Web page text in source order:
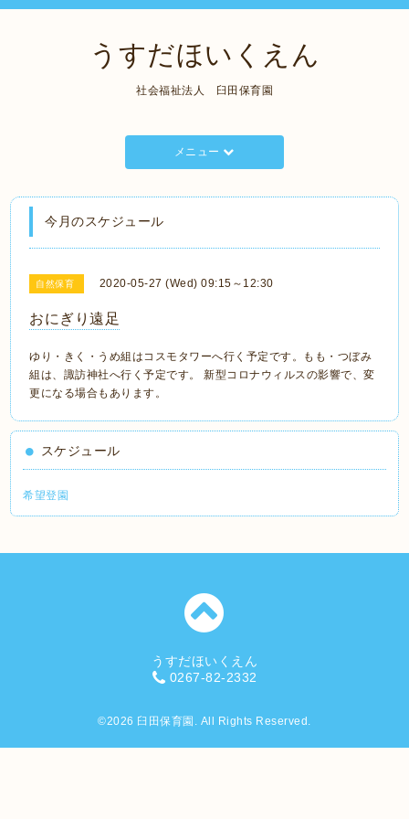
うすだほいくえん
社会福祉法人 臼田保育園
メニュー
今月のスケジュール
自然保育 2020-05-27 (Wed) 09:15～12:30
おにぎり遠足
ゆり・きく・うめ組はコスモタワーへ行く予定です。もも・つぼみ
組は、諏訪神社へ行く予定です。 新型コロナウィルスの影響で、変
更になる場合もあります。
スケジュール
希望登園
うすだほいくえん
0267-82-2332
©2026 臼田保育園 . All Rights Reserved.